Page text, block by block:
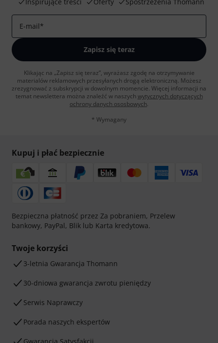
E-mail*
Zapisz się teraz
Klikając na „Zapisz się teraz”, wyrażasz zgodę na otrzymywanie
materialów reklamowych przesyłanych drogą elektroniczną. Możesz
zrezygnować z subskrypcji w dowolnym momencie. Więcej informacji na
temat newslettera można znaleźć w naszych wytycznych dotyczących
ochrony danych ososbowych.
* Wymagany
Kupuj i płać bezpiecznie
Bezpieczna płatność przez Za pobraniem, Przelew
bankowy, PayPal, Blik lub Karta kredytowa.
Twoje korzyści
3-letnia Gwarancja Thomann
30-dniowa gwarancja zwrotu pieniędzy
Serwis Naprawczy
Porada naszych ekspertów